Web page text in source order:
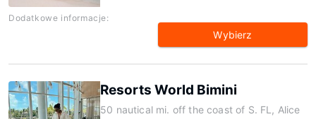
Dodatkowe informacje:
Wybierz
Resorts World Bimini
50 nautical mi. off the coast of S. FL, Alice